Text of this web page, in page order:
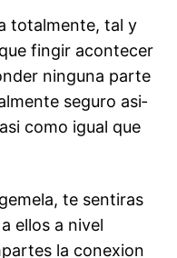
totalmente, tal y
fingir acontecer
ninguna parte
seguro asi­
como igual que
te sentiras
ellos a nivel
la conexion